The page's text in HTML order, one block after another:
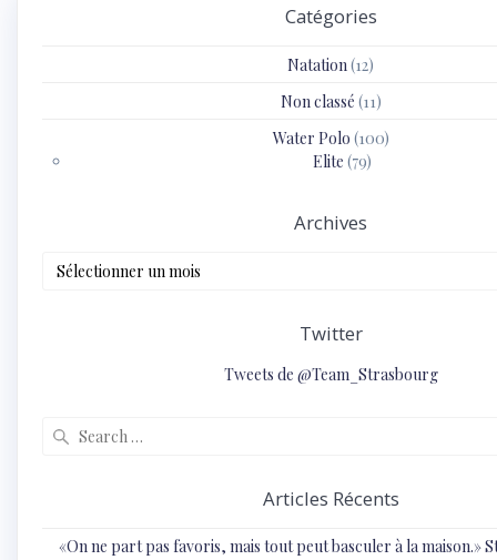
Catégories
Natation (12)
Non classé (11)
Water Polo (100)
Elite (79)
Archives
Twitter
Tweets de @Team_Strasbourg
Articles Récents
«On ne part pas favoris, mais tout peut basculer à la maison.»